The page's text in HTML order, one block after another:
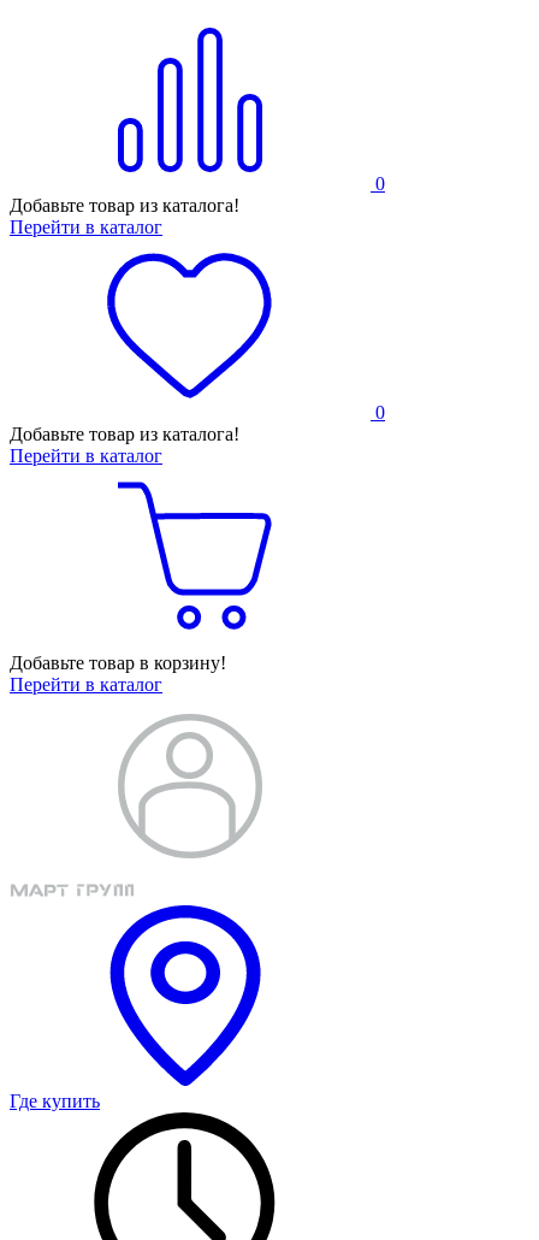
0
Добавьте товар из каталога!
Перейти в каталог
0
Добавьте товар из каталога!
Перейти в каталог
Добавьте товар в корзину!
Перейти в каталог
Где купить